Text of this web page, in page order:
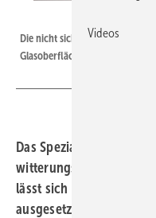
Die nicht sichtbare
Glasoberflächen dauerhaft
Das Spezialglas
witterungsbeständige
lässt sich überall dort
ausgesetzt ist, z.B. bei
Videos